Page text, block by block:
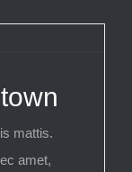
mattis.
amet,